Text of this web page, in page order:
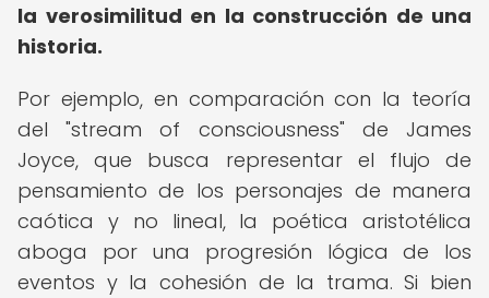
la verosimilitud en la construcción de una
historia.
Por ejemplo, en comparación con la teoría
del "stream of consciousness" de James
Joyce, que busca representar el flujo de
pensamiento de los personajes de manera
caótica y no lineal, la poética aristotélica
aboga por una progresión lógica de los
eventos y la cohesión de la trama. Si bien